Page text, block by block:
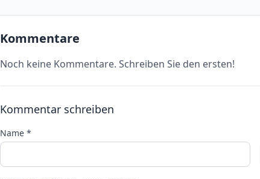
Kommentare
Noch keine Kommentare. Schreiben Sie den ersten!
Kommentar schreiben
Name *